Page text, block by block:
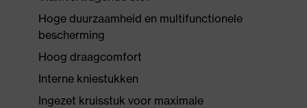
Hoge duurzaamheid en multifunctionele
bescherming
Hoog draagcomfort
Interne kniestukken
Ingezet kruisstuk voor maximale